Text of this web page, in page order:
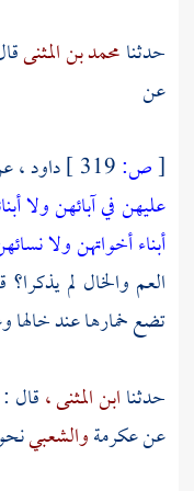
حدثنامحمد بن المثنى
عن
[ص: داود ،
عليهن في آبائهن ولا
أبناء أخواتهن ولا
العم والخال لم يذكرا؟
تضع خمارها عند خالها
حدثناابن المثنى ،قال :
عنعكرمةوالشعبي